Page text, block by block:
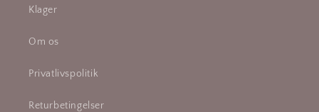
Klager
Om os
Privatlivspolitik
Returbetingelser